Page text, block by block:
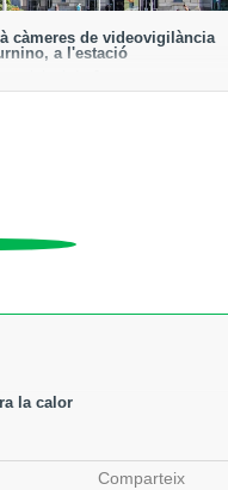
càmeres de videovigilància
a l'estació
la calor
Comparteix